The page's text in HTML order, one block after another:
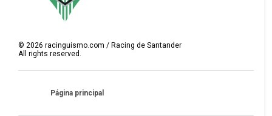
© 2026 racinguismo.com / Racing de Santander
All rights reserved.
Página principal